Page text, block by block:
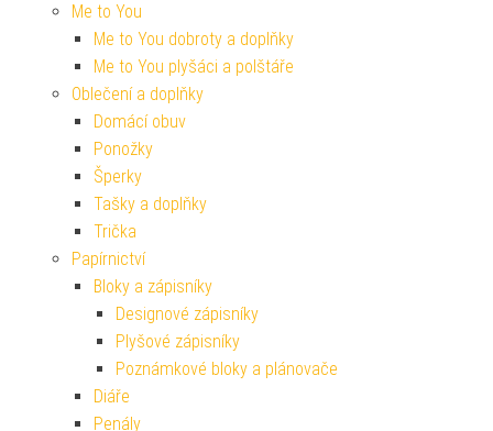
Me to You
Me to You dobroty a doplňky
Me to You plyšáci a polštáře
Oblečení a doplňky
Domácí obuv
Ponožky
Šperky
Tašky a doplňky
Trička
Papírnictví
Bloky a zápisníky
Designové zápisníky
Plyšové zápisníky
Poznámkové bloky a plánovače
Diáře
Penály